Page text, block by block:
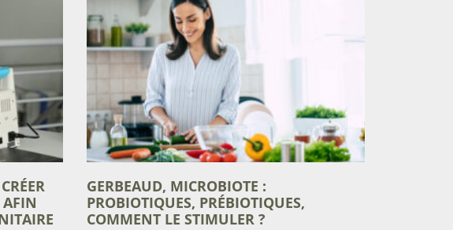
GERBEAUD, MICROBIOTE :
PROBIOTIQUES, PRÉBIOTIQUES,
COMMENT LE STIMULER ?